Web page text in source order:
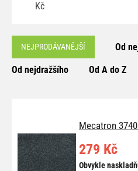
Kč
NEJPRODÁVANĚJŠÍ Od
Od nejdražšího Od A do Z
Mecatron
279 Kč
Obvykle